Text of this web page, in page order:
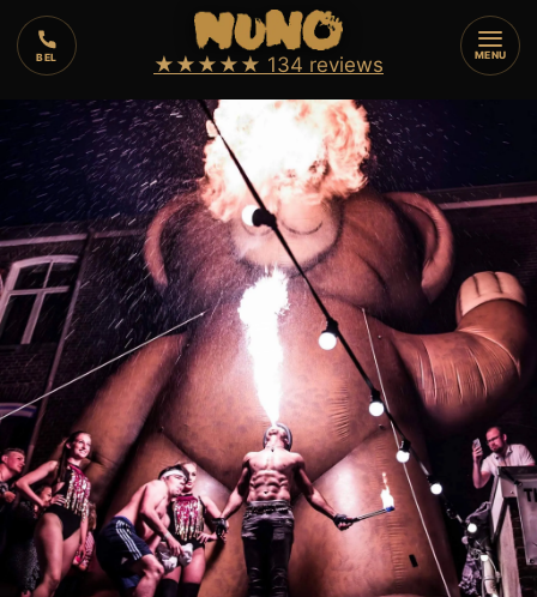
BEL ★★★★★ 134 reviews MENU
🔥VUURSHOW
🧘 FAKIRSHOW
3 min ⚡
7
augustus 2026